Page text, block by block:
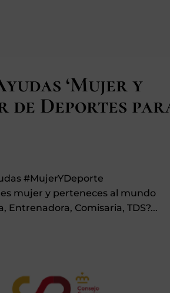
‘Mujer y
de Deportes
#MujerYDeporte
mujer y perteneces al mundo
Entrenadora, Comisaria, TDS?...